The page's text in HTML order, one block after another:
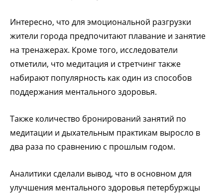
Интересно, что для эмоциональной разгрузки
жители города предпочитают плавание и занятие
на тренажерах. Кроме того, исследователи
отметили, что медитация и стретчинг также
набирают популярность как один из способов
поддержания ментального здоровья.
Также количество бронирований занятий по
медитации и дыхательным практикам выросло в
два раза по сравнению с прошлым годом.
Аналитики сделали вывод, что в основном для
улучшения ментального здоровья петербуржцы